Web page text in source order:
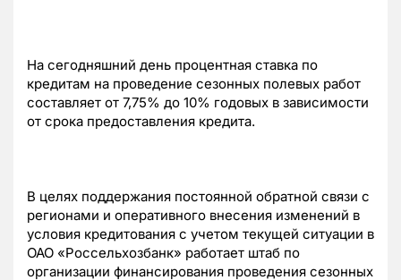
На сегодняшний день процентная ставка по
кредитам на проведение сезонных полевых работ
составляет от 7,75% до 10% годовых в зависимости
от срока предоставления кредита.
В целях поддержания постоянной обратной связи с
регионами и оперативного внесения изменений в
условия кредитования с учетом текущей ситуации в
ОАО «Россельхозбанк» работает штаб по
организации финансирования проведения сезонных